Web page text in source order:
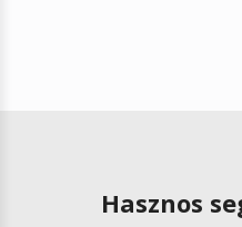
Hasznos